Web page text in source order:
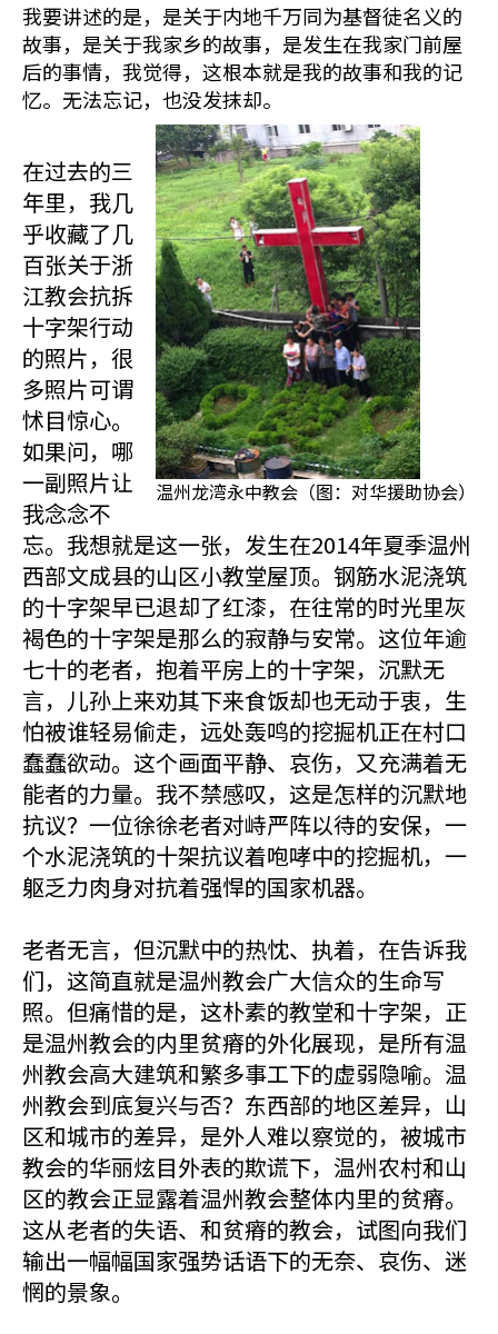
我要讲述的是，是关于内地千万同为基督徒名义的
故事，是关于我家乡的故事，是发生在我家门前屋
后的事情，我觉得，这根本就是我的故事和我的记
忆。无法忘记，也没发抹却。
温州龙湾永中教会（图：对华援助协会）
在过去的三
年里，我几
乎收藏了几
百张关于浙
江教会抗拆
十字架行动
的照片，很
多照片可谓
怵目惊心。
如果问，哪
一副照片让
我念念不
忘。我想就是这一张，发生在2014年夏季温州
西部文成县的山区小教堂屋顶。钢筋水泥浇筑
的十字架早已退却了红漆，在往常的时光里灰
褐色的十字架是那么的寂静与安常。这位年逾
七十的老者，抱着平房上的十字架，沉默无
言，儿孙上来劝其下来食饭却也无动于衷，生
怕被谁轻易偷走，远处轰鸣的挖掘机正在村口
蠢蠢欲动。这个画面平静、哀伤，又充满着无
能者的力量。我不禁感叹，这是怎样的沉默地
抗议？一位徐徐老者对峙严阵以待的安保，一
个水泥浇筑的十架抗议着咆哮中的挖掘机，一
躯乏力肉身对抗着强悍的国家机器。
老者无言，但沉默中的热忱、执着，在告诉我
们，这简直就是温州教会广大信众的生命写
照。但痛惜的是，这朴素的教堂和十字架，正
是温州教会的内里贫瘠的外化展现，是所有温
州教会高大建筑和繁多事工下的虚弱隐喻。温
州教会到底复兴与否？东西部的地区差异，山
区和城市的差异，是外人难以察觉的，被城市
教会的华丽炫目外表的欺谎下，温州农村和山
区的教会正显露着温州教会整体内里的贫瘠。
这从老者的失语、和贫瘠的教会，试图向我们
输出一幅幅国家强势话语下的无奈、哀伤、迷
惘的景象。